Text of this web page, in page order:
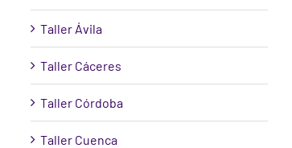
Taller Ávila
Taller Cáceres
Taller Córdoba
Taller Cuenca